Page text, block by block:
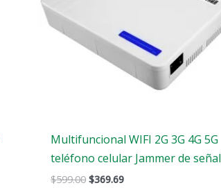
Multifuncional WIFI 2G 3G 4G 5G
teléfono celular Jammer de señal
$599.00 $369.69